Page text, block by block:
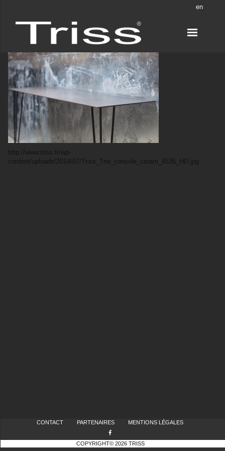
en
http://www.triss.fr/wp-
content/uploads/2014/07/Triss_Trio_console_ceram_4535_HD.jpg
CONTACT PARTENAIRES MENTIONS LÉGALES
COPYRIGHT© 2026 TRISS